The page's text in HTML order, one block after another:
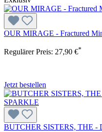
OUR MIRAGE - Fractured
Regulärer Preis: 27,90 €*
Jetzt bestellen
BUTCHER SISTERS, THE -